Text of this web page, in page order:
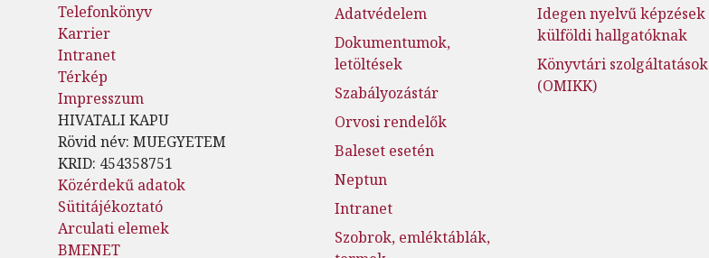
Telefonkönyv
Karrier
Intranet
Térkép
Impresszum
HIVATALI KAPU
Rövid név: MUEGYETEM
KRID: 454358751
Közérdekű adatok
Sütitájékoztató
Arculati elemek
BMENET
Adatvédelem
Dokumentumok,
letöltések
Szabályozástár
Orvosi rendelők
Baleset esetén
Neptun
Intranet
Szobrok, emléktáblák,
Idegen nyelvű képzések
külföldi hallgatóknak
Könyvtári szolgáltatások
(OMIKK)